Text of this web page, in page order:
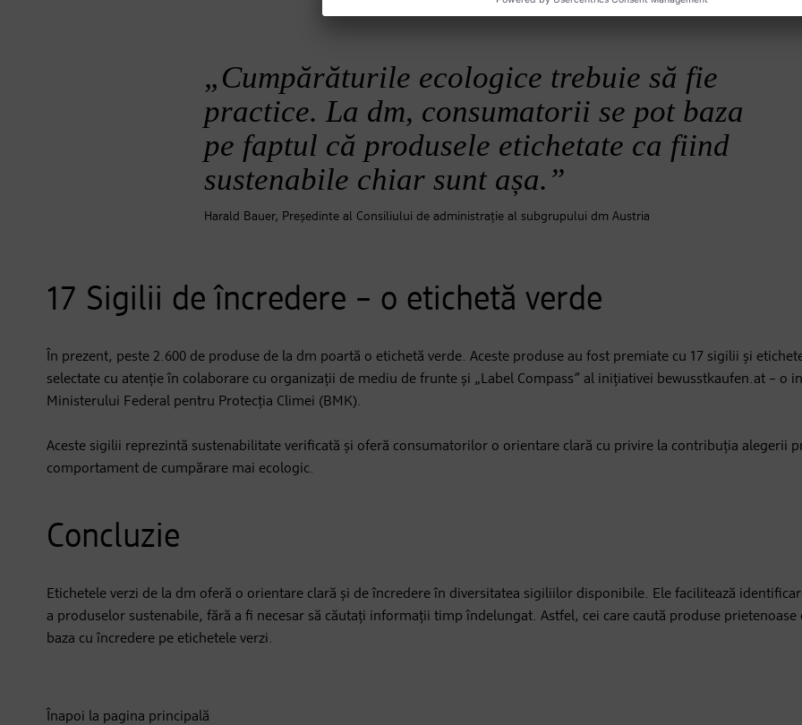
„Cumpărăturile ecologice trebuie să fie
practice. La dm, consumatorii se pot baza
pe faptul că produsele etichetate ca fiind
sustenabile chiar sunt așa.”
Harald Bauer, Președinte al Consiliului de administrație al subgrupului dm Austria
17 Sigilii de încredere – o etichetă verde
În prezent, peste 2.600 de produse de la dm poartă o etichetă verde. Aceste produse au fost premiate cu 17 sigilii și
selectate cu atenție în colaborare cu organizații de mediu de frunte și „Label Compass” al inițiativei bewusstkaufen.at – o
Ministerului Federal pentru Protecția Climei (BMK).
Aceste sigilii reprezintă sustenabilitate verificată și oferă consumatorilor o orientare clară cu privire la contribuția alegerii
comportament de cumpărare mai ecologic.
Concluzie
Etichetele verzi de la dm oferă o orientare clară și de încredere în diversitatea sigiliilor disponibile. Ele facilitează
a produselor sustenabile, fără a fi necesar să căutați informații timp îndelungat. Astfel, cei care caută produse prietenoase
baza cu încredere pe etichetele verzi.
Înapoi la pagina principală